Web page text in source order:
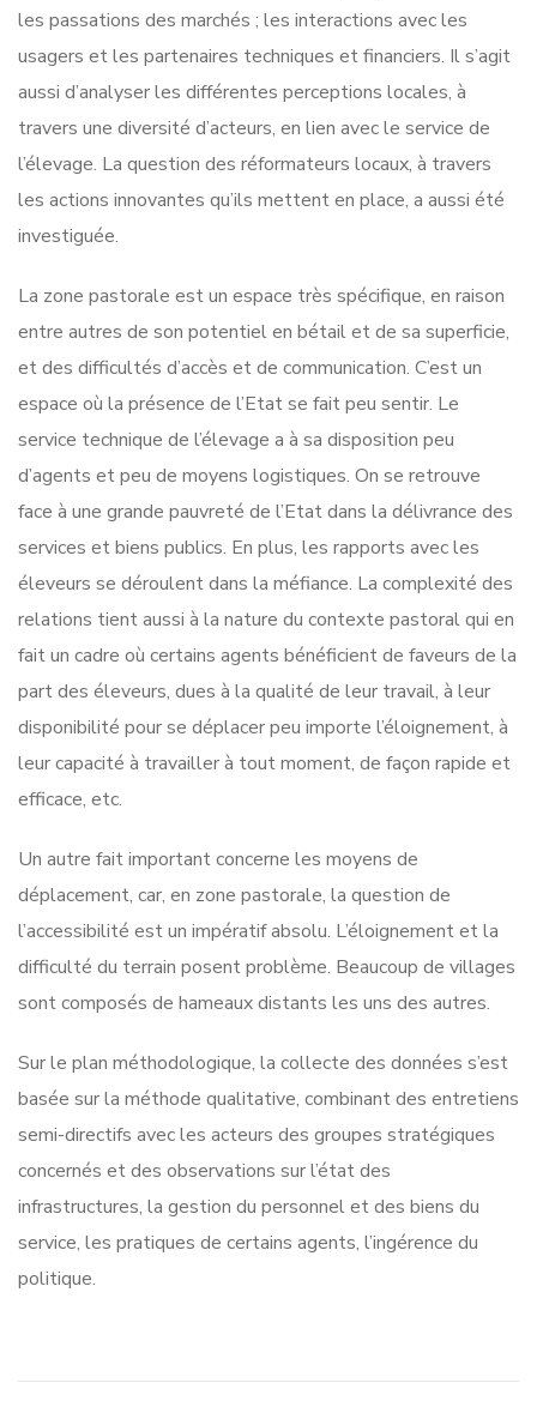
les passations des marchés ; les interactions avec les
usagers et les partenaires techniques et financiers. Il s’agit
aussi d’analyser les différentes perceptions locales, à
travers une diversité d’acteurs, en lien avec le service de
l’élevage. La question des réformateurs locaux, à travers
les actions innovantes qu’ils mettent en place, a aussi été
investiguée.
La zone pastorale est un espace très spécifique, en raison
entre autres de son potentiel en bétail et de sa superficie,
et des difficultés d’accès et de communication. C’est un
espace où la présence de l’Etat se fait peu sentir. Le
service technique de l’élevage a à sa disposition peu
d’agents et peu de moyens logistiques. On se retrouve
face à une grande pauvreté de l’Etat dans la délivrance des
services et biens publics. En plus, les rapports avec les
éleveurs se déroulent dans la méfiance. La complexité des
relations tient aussi à la nature du contexte pastoral qui en
fait un cadre où certains agents bénéficient de faveurs de la
part des éleveurs, dues à la qualité de leur travail, à leur
disponibilité pour se déplacer peu importe l’éloignement, à
leur capacité à travailler à tout moment, de façon rapide et
efficace, etc.
Un autre fait important concerne les moyens de
déplacement, car, en zone pastorale, la question de
l’accessibilité est un impératif absolu. L’éloignement et la
difficulté du terrain posent problème. Beaucoup de villages
sont composés de hameaux distants les uns des autres.
Sur le plan méthodologique, la collecte des données s’est
basée sur la méthode qualitative, combinant des entretiens
semi-directifs avec les acteurs des groupes stratégiques
concernés et des observations sur l’état des
infrastructures, la gestion du personnel et des biens du
service, les pratiques de certains agents, l’ingérence du
politique.